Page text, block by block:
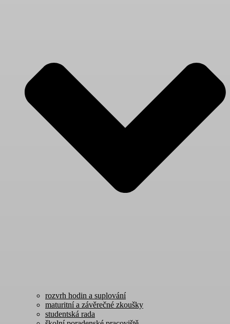
rozvrh hodin a suplování
maturitní a závěrečné zkoušky
studentská rada